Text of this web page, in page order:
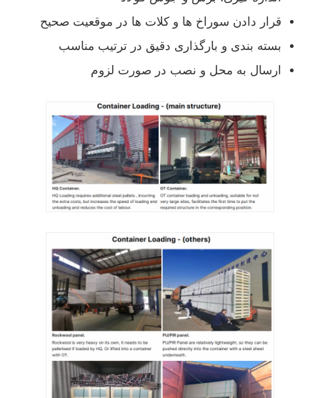
قرار دادن سوراخ ها و کلات ها در موقعیت صحیح
بسته بندی و بارگذاری دقیق در ترتیب مناسب
ارسال به محل و نصب در صورت لزوم